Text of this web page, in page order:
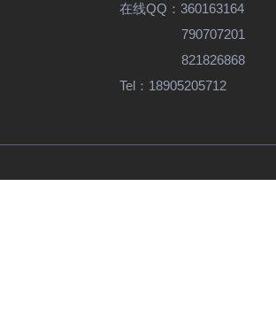
在线QQ： 360163164
790707201
821826868
Tel： 18905205712